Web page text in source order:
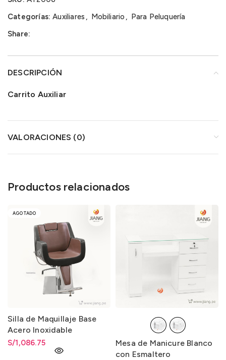
Categorías: Auxiliares , Mobiliario ,
Para Peluquería
Share:
DESCRIPCIÓN
Carrito Auxiliar
VALORACIONES (0)
Productos relacionados
AGOTADO
Silla de Maquillaje Base
Acero Inoxidable
Hidráulico
S/1,086.75
Mesa de Manicure Blanco
con Esmaltero